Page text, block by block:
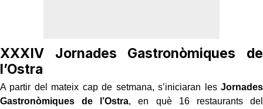
XXXIV Jornades Gastronòmiques de
l’Ostra
A partir del mateix cap de setmana, s’iniciaran les Jornades
Gastronòmiques de l’Ostra, en què 16 restaurants del